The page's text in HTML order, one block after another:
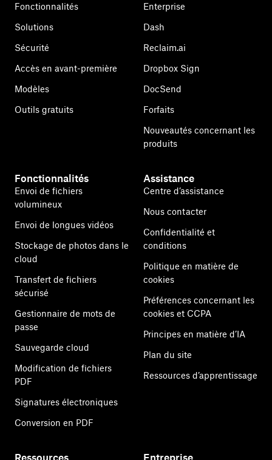
Fonctionnalités
Solutions
Sécurité
Accès en avant-première
Modèles
Outils gratuits
Enterprise
Dash
Reclaim.ai
Dropbox Sign
DocSend
Forfaits
Nouveautés concernant les
produits
Fonctionnalités
Envoi de fichiers
volumineux
Envoi de longues vidéos
Stockage de photos dans le
cloud
Transfert de fichiers
sécurisé
Gestionnaire de mots de
passe
Sauvegarde cloud
Modification de fichiers
PDF
Signatures électroniques
Conversion en PDF
Assistance
Centre d’assistance
Nous contacter
Confidentialité et
conditions
Politique en matière de
cookies
Préférences concernant les
cookies et CCPA
Principes en matière d’IA
Plan du site
Ressources d’apprentissage
Ressources Entreprise